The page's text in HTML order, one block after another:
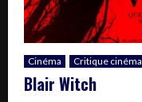
Cinéma Critique cinéma
Blair Witch